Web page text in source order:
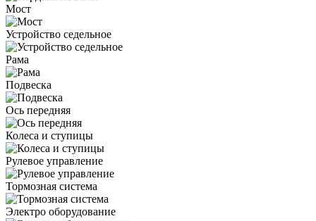
Мост
Устройство седельное
Рама
Подвеска
Ось передняя
Колеса и ступицы
Рулевое управление
Тормозная система
Электро оборудование